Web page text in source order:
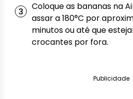
Coloque as bananas na
assar a 180°C por
minutos ou até que
crocantes por fora.
Publicidade